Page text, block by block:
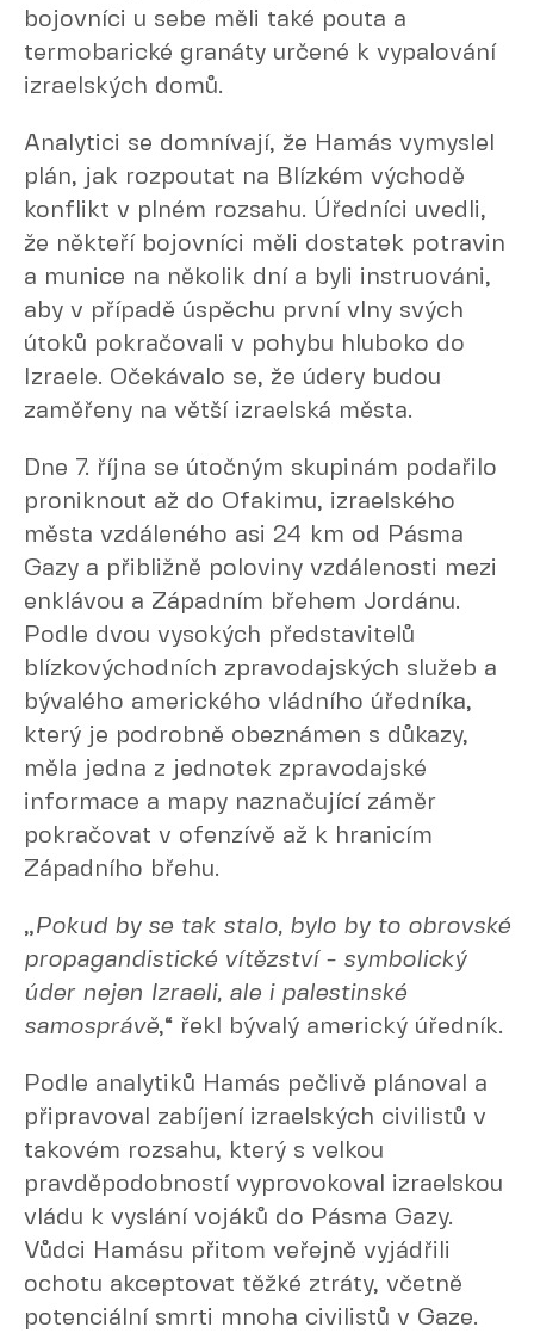
bojovníci u sebe měli také pouta a
termobarické granáty určené k vypalování
izraelských domů.
Analytici se domnívají, že Hamás vymyslel
plán, jak rozpoutat na Blízkém východě
konflikt v plném rozsahu. Úředníci uvedli,
že někteří bojovníci měli dostatek potravin
a munice na několik dní a byli instruováni,
aby v případě úspěchu první vlny svých
útoků pokračovali v pohybu hluboko do
Izraele. Očekávalo se, že údery budou
zaměřeny na větší izraelská města.
Dne 7. října se útočným skupinám podařilo
proniknout až do Ofakimu, izraelského
města vzdáleného asi 24 km od Pásma
Gazy a přibližně poloviny vzdálenosti mezi
enklávou a Západním břehem Jordánu.
Podle dvou vysokých představitelů
blízkovýchodních zpravodajských služeb a
bývalého amerického vládního úředníka,
který je podrobně obeznámen s důkazy,
měla jedna z jednotek zpravodajské
informace a mapy naznačující záměr
pokračovat v ofenzívě až k hranicím
Západního břehu.
„Pokud by se tak stalo, bylo by to obrovské
propagandistické vítězství - symbolický
úder nejen Izraeli, ale i palestinské
samosprávě,“ řekl bývalý americký úředník.
Podle analytiků Hamás pečlivě plánoval a
připravoval zabíjení izraelských civilistů v
takovém rozsahu, který s velkou
pravděpodobností vyprovokoval izraelskou
vládu k vyslání vojáků do Pásma Gazy.
Vůdci Hamásu přitom veřejně vyjádřili
ochotu akceptovat těžké ztráty, včetně
potenciální smrti mnoha civilistů v Gaze.